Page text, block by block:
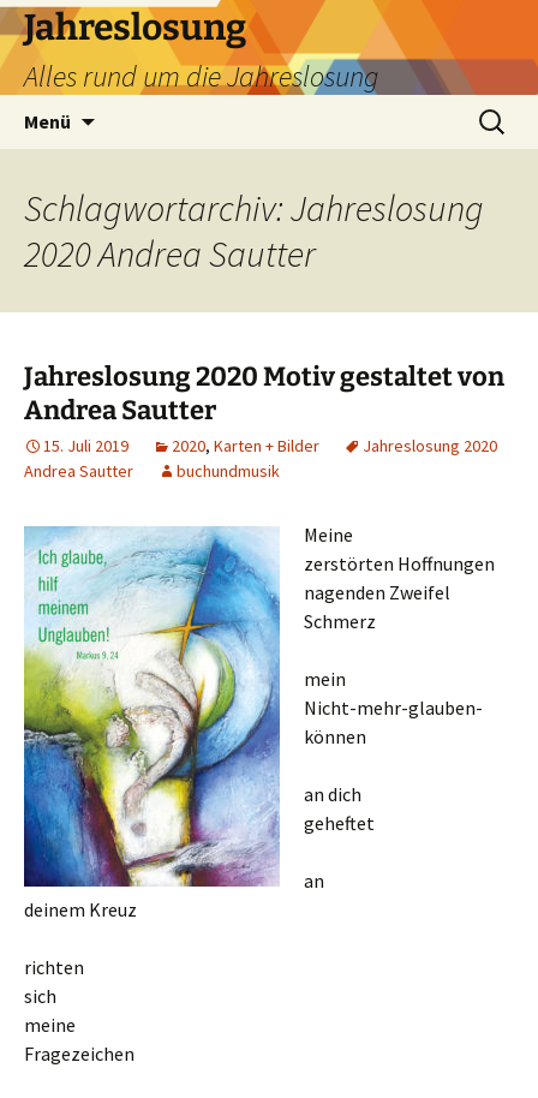
Zum
Inhalt
springen
Jahreslosung
Alles rund um die Jahreslosung
Menü
Suchen
nach:
Schlagwortarchiv: Jahreslosung
2020 Andrea Sautter
Jahreslosung 2020 Motiv gestaltet von
Andrea Sautter
15. Juli 2019 2020, Karten + Bilder
Jahreslosung 2020
Andrea Sautter
buchundmusik
Meine
zerstörten Hoffnungen
nagenden Zweifel
Schmerz
mein
Nicht-mehr-glauben-
können
an dich
geheftet
an
deinem Kreuz
richten
sich
meine
Fragezeichen